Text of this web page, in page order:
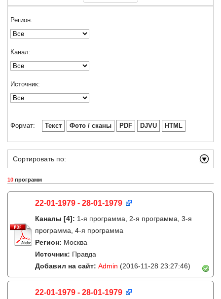
Регион:
Канал:
Источник:
Формат: Текст Фото / сканы PDF DJVU HTML
Сортировать по:
10 программ
22-01-1979 - 28-01-1979
Каналы [4]: 1-я программа, 2-я программа, 3-я
программа, 4-я программа
Регион: Москва
Источник: Правда
Добавил на сайт: Admin (2016-11-28 23:27:46)
22-01-1979 - 28-01-1979